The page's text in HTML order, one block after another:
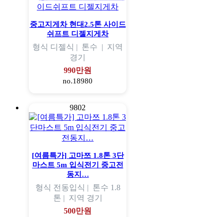
중고지게차 현대2.5톤 사이드
쉬프트 디젤지게차
형식 디젤식 | 톤수 | 지역
경기
990만원
no.18980
9802
[여름특가] 고마쯔 1.8톤 3단
마스트 5m 입식전기 중고전
동지…
형식 전동입식 | 톤수 1.8
톤 | 지역 경기
500만원